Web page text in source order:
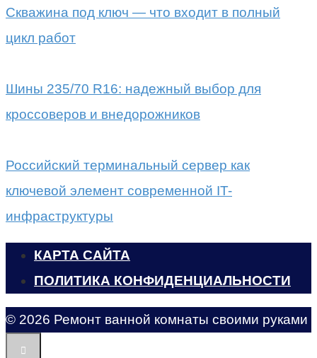
Скважина под ключ — что входит в полный
цикл работ
Шины 235/70 R16: надежный выбор для
кроссоверов и внедорожников
Российский терминальный сервер как
ключевой элемент современной IT-
инфраструктуры
КАРТА САЙТА
ПОЛИТИКА КОНФИДЕНЦИАЛЬНОСТИ
© 2026 Ремонт ванной комнаты своими руками